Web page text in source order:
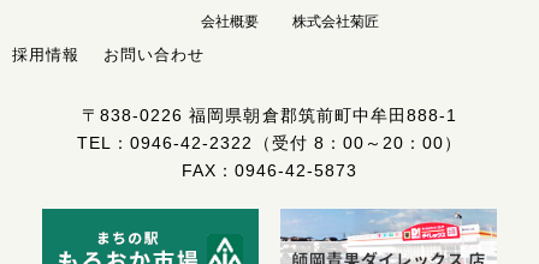
会社概要
株式会社菊匠
採用情報 お問い合わせ
〒838-0226福岡県朝倉郡筑前町中牟田888-1
TEL： 0946-42-2322
（受付 8：00～20：00）
FAX：0946-42-5873